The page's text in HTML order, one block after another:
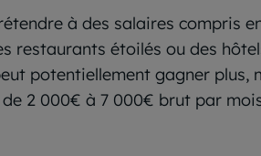
à des salaires compris
restaurants étoilés ou des
potentiellement gagner plus,
2 000€ à 7 000€ brut par